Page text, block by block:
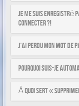
Je me suis enregistré
connecter ?!
J’ai perdu mon mot de
Pourquoi suis-je
À quoi sert «